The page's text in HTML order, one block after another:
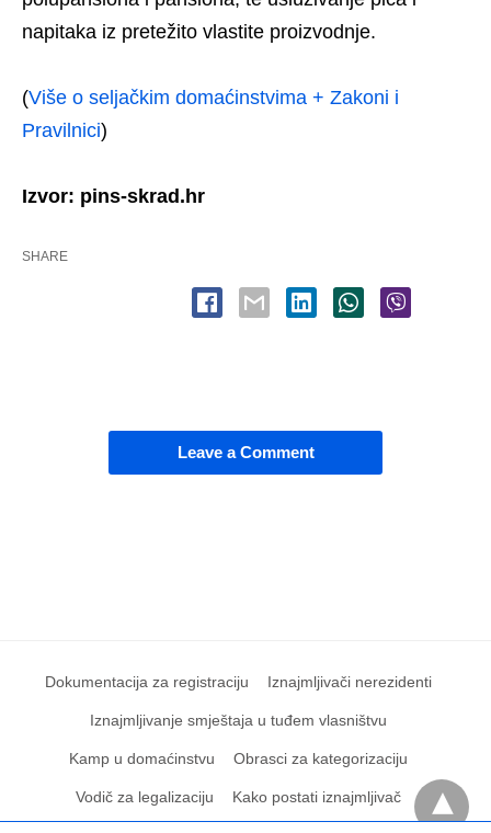
napitaka iz pretežito vlastite proizvodnje.
(Više o seljačkim domaćinstvima + Zakoni i
Pravilnici)
Izvor: pins-skrad.hr
SHARE
Leave a Comment
Dokumentacija za registraciju Iznajmljivači nerezidenti
Iznajmljivanje smještaja u tuđem vlasništvu
Kamp u domaćinstvu Obrasci za kategorizaciju
Vodič za legalizaciju Kako postati iznajmljivač